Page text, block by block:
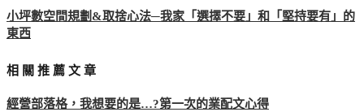
小坪數空間規劃&取捨心法─我家「選擇不要」和「堅持要有」的
東西
相 關 推 薦 文 章
經營部落格，我想要的是…?第一次的業配文心得